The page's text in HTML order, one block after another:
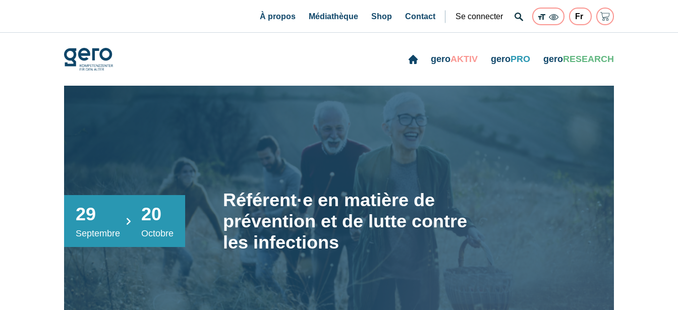
À propos Médiathèque Shop Contact Se connecter
geroAKTIV geroPRO geroRESEARCH
29
Septembre
20
Octobre
Référent·e en matière de
prévention et de lutte contre
les infections